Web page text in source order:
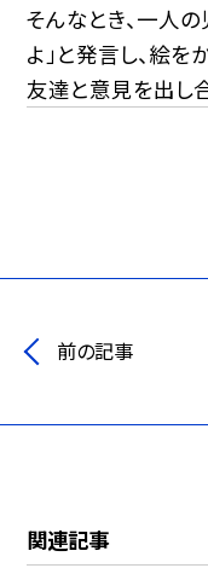
そんなとき、一人
よ」と発言し、絵を
友達と意見を出し
前の記事
関連記事